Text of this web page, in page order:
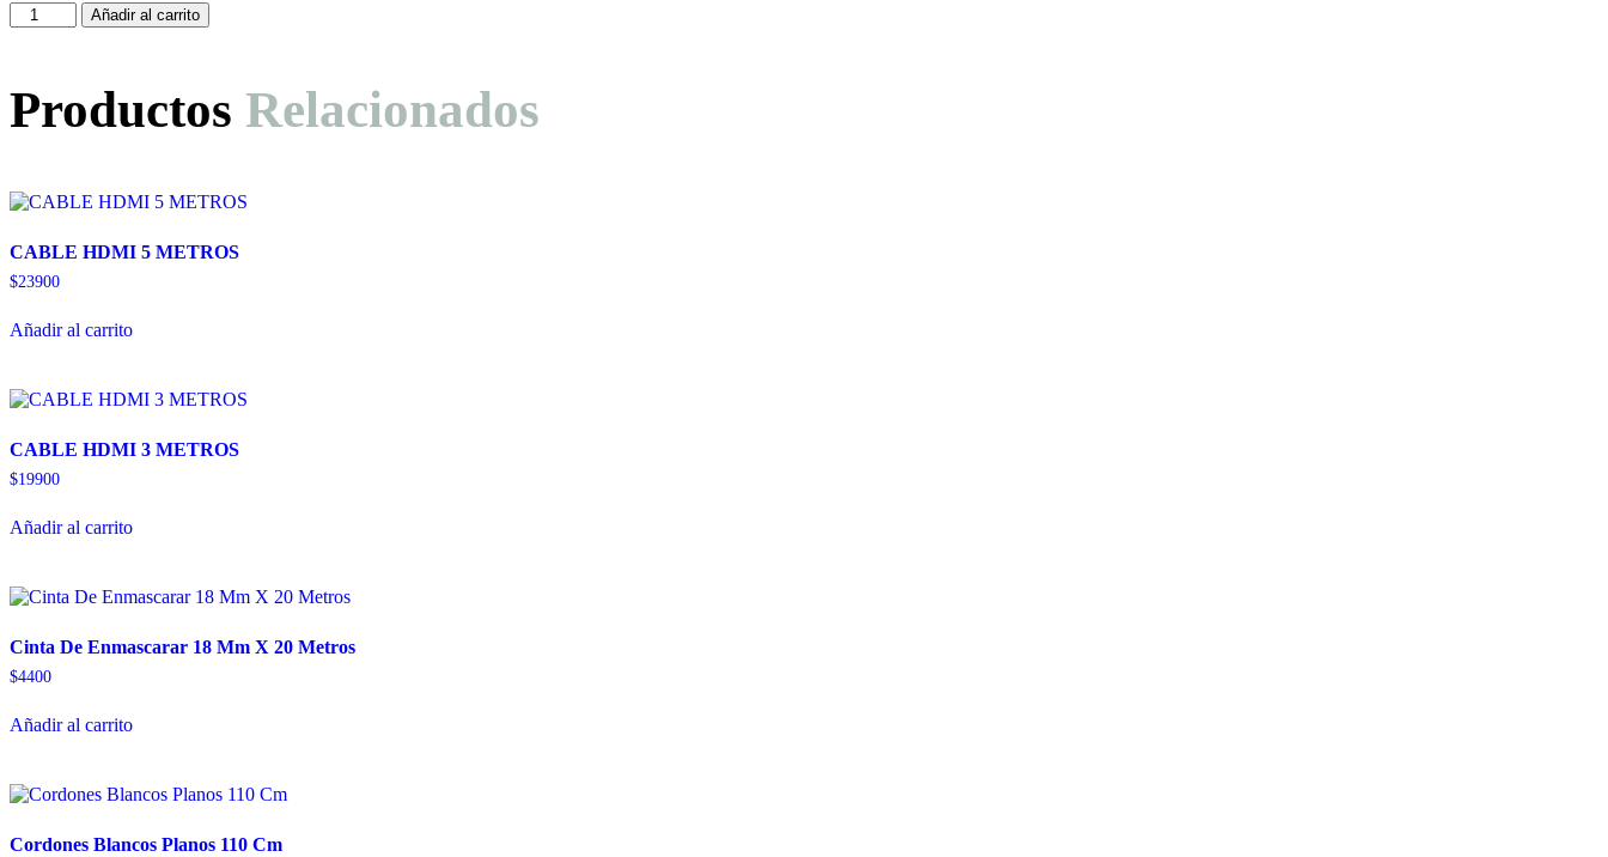
Pulso
Smart
42/44/45/49
Mm
Añadir al carrito
Productos Relacionados
CABLE HDMI 5 METROS
$23900
Añadir al carrito
CABLE HDMI 3 METROS
$19900
Añadir al carrito
Cinta De Enmascarar 18 Mm X 20 Metros
$4400
Añadir al carrito
Cordones Blancos Planos 110 Cm